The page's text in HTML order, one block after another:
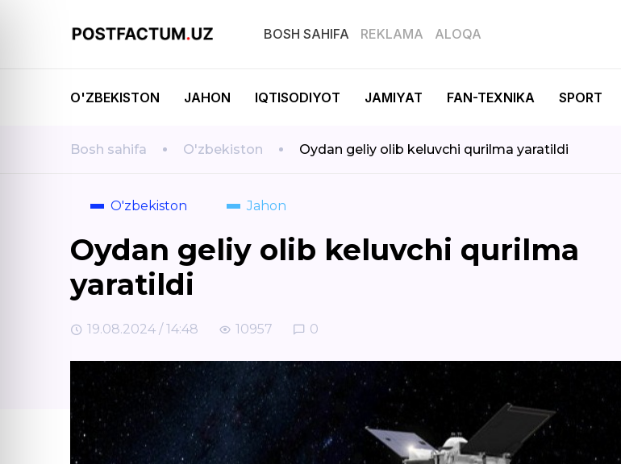
BOSH SAHIFA REKLAMA ALOQA
O'ZBEKISTON JAHON IQTISODIYOT JAMIYAT FAN-TEXNIKA SPORT
Bosh sahifa O'zbekiston Oydan geliy olib keluvchi qurilma yaratildi
O'zbekiston Jahon
Oydan geliy olib keluvchi qurilma
yaratildi
19.08.2024 / 14:48 10957 0